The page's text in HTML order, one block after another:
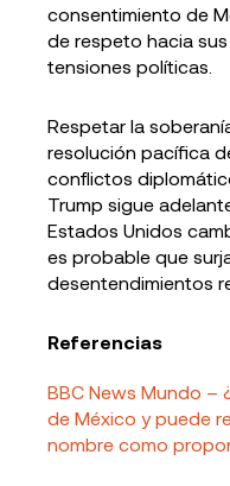
consentimiento de
de respeto hacia
tensiones políticas.
Respetar la
resolución pacífica
conflictos
Trump sigue
Estados Unidos
es probable que
desentendimientos
Referencias
BBC News Mundo –
de México y puede
nombre como